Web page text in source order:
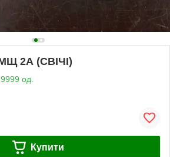
2А (СВІЧІ)
од.
Купити